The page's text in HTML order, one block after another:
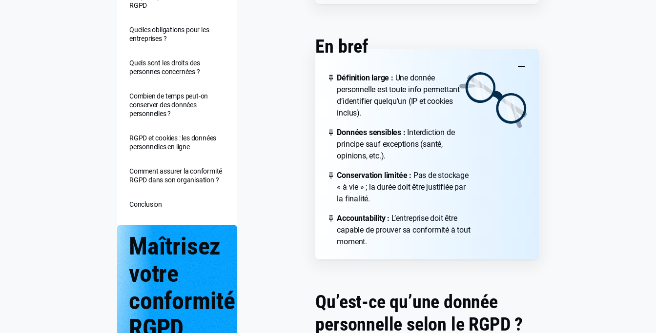
RGPD
Quelles obligations pour les
entreprises ?
Quels sont les droits des
personnes concernées ?
Combien de temps peut-on
conserver des données
personnelles ?
RGPD et cookies : les données
personnelles en ligne
Comment assurer la conformité
RGPD dans son organisation ?
Conclusion
Maîtrisez
votre
conformité
En bref
Définition large : Une donnée
personnelle est toute info permettant
d’identifier quelqu’un (IP et cookies
inclus).
Données sensibles : Interdiction de
principe sauf exceptions (santé,
opinions, etc.).
Conservation limitée : Pas de stockage
« à vie » ; la durée doit être justifiée par
la finalité.
Accountability : L’entreprise doit être
capable de prouver sa conformité à tout
moment.
Qu’est-ce qu’une donnée
personnelle selon le RGPD ?